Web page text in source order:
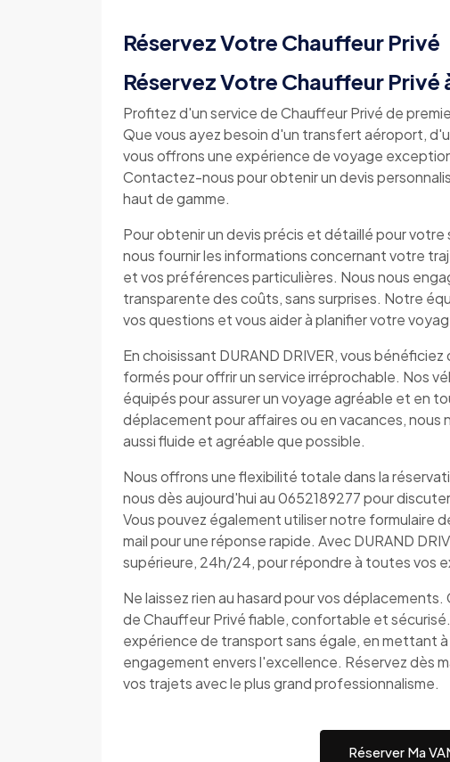
Réservez Votre Chauffeur Privé
Réservez Votre Chauffeur Privé
Profitez d'un service de Chauffeur Privé de
Que vous ayez besoin d'un transfert aéroport,
vous offrons une expérience de voyage
Contactez-nous pour obtenir un devis
haut de gamme.
Pour obtenir un devis précis et détaillé pour
nous fournir les informations concernant votre
et vos préférences particulières. Nous nous
transparente des coûts, sans surprises. Notre
vos questions et vous aider à planifier votre
En choisissant DURAND DRIVER, vous
formés pour offrir un service irréprochable. Nos
équipés pour assurer un voyage agréable et en
déplacement pour affaires ou en vacances,
aussi fluide et agréable que possible.
Nous offrons une flexibilité totale dans la
nous dès aujourd'hui au 0652189277 pour
Vous pouvez également utiliser notre formulaire
mail pour une réponse rapide. Avec DURAND
supérieure, 24h/24, pour répondre à toutes vos
Ne laissez rien au hasard pour vos déplacements.
de Chauffeur Privé fiable, confortable et
expérience de transport sans égale, en mettant
engagement envers l'excellence. Réservez dès
vos trajets avec le plus grand professionnalisme.
Réserver Ma